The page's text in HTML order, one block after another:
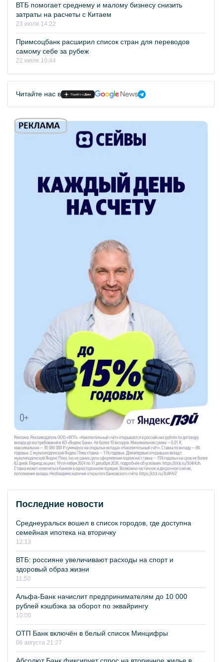
ВТБ помогает среднему и малому бизнесу снизить
затраты на расчеты с Китаем
23 июля 14:22
Примсоцбанк расширил список стран для переводов
самому себе за рубеж
22 июля 10:44
Читайте нас в
Последние новости
Среднеуральск вошел в список городов, где доступна
семейная ипотека на вторичку
12:13
ВТБ: россияне увеличивают расходы на спорт и
здоровый образ жизни
11:50
Альфа-Банк начислит предпринимателям до 10 000
рублей кэшбэка за оборот по эквайрингу
10:00
ОТП Банк включён в белый список Минцифры
06 августа 21:27